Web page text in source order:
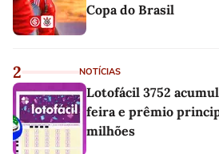
Copa do Brasil
2 NOTÍCIAS
Lotofácil 3752
feira e prêmio
milhões